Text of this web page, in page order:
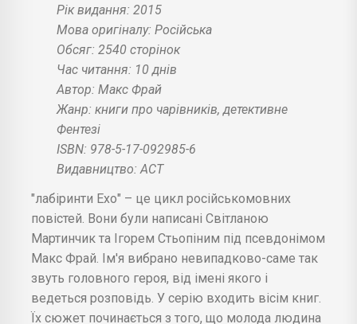
Рік видання: 2015
Мова оригіналу: Російська
Обсяг: 2540 сторінок
Час читання: 10 днів
Автор: Макс Фрай
Жанр: книги про чарівників, детективне
Фентезі
ISBN: 978-5-17-092985-6
Видавництво: АСТ
"лабіринти Ехо" – це цикл російськомовних
повістей. Вони були написані Світланою
Мартинчик та Ігорем Стьопіним під псевдонімом
Макс Фрай. Ім'я вибрано невипадково-саме так
звуть головного героя, від імені якого і
ведеться розповідь. У серію входить вісім книг.
Їх сюжет починається з того, що молода людина